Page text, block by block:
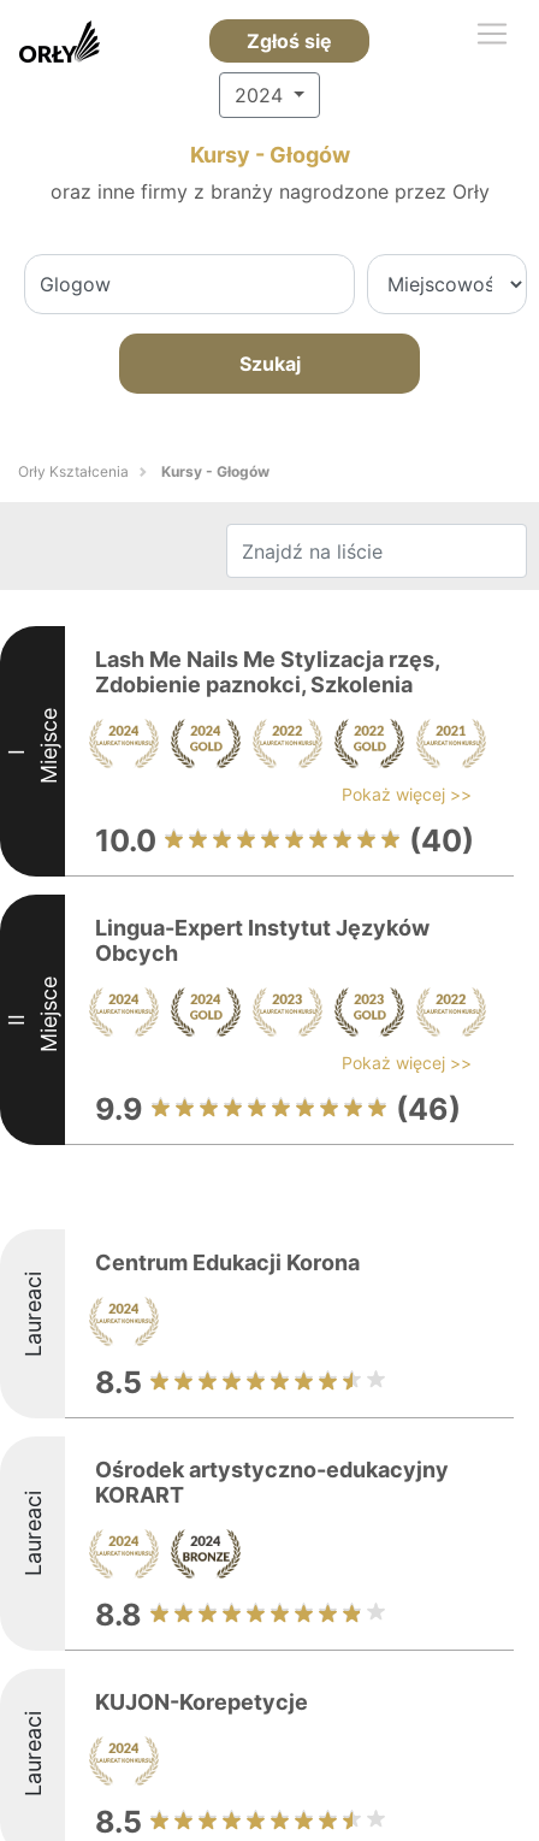
Zgłoś się
2024
Kursy - Głogów
oraz inne firmy z branży nagrodzone przez Orły
Szukaj
Orły Kształcenia Kursy - Głogów
I Miejsce
Lash Me Nails Me Stylizacja rzęs,
Zdobienie paznokci, Szkolenia
Pokaż więcej >>
10.0 (40)
II Miejsce
Lingua-Expert Instytut Języków
Obcych
Pokaż więcej >>
9.9 (46)
Laureaci
Centrum Edukacji Korona
8.5
Laureaci
Ośrodek artystyczno-edukacyjny
KORART
8.8
Laureaci
KUJON-Korepetycje
8.5